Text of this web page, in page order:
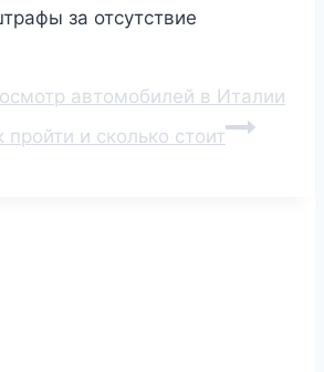
за отсутствие
автомобилей в Италии
пройти и сколько стоит